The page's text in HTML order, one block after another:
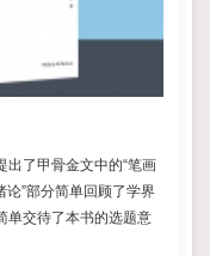
出了甲骨金文中的“笔画
论”部分简单回顾了学界
单交待了本书的选题意